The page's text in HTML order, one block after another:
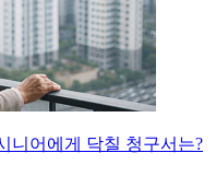
니어에게 닥칠 청구서는?